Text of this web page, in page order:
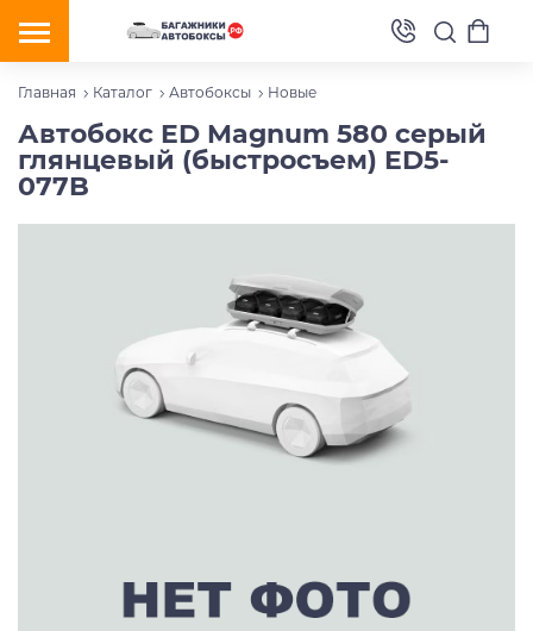
Главная Каталог Автобоксы Новые
Автобокс ED Magnum 580 серый
глянцевый (быстросъем) ED5-
077B